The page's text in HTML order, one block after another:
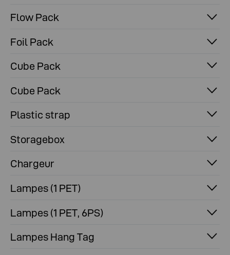
Flow Pack
Foil Pack
Cube Pack
Cube Pack
Plastic strap
Storagebox
Chargeur
Lampes (1 PET)
Lampes (1 PET, 6PS)
Lampes Hang Tag